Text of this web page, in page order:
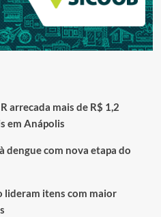
arrecada mais de R$ 1,2
em Anápolis
dengue com nova etapa do
lideram itens com maior